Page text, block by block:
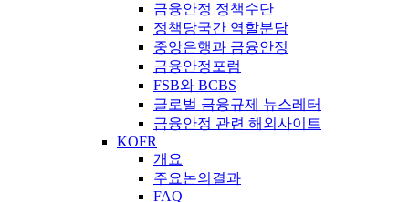
금융안정 정책수단
정책당국간 역할분담
중앙은행과 금융안정
금융안정포럼
FSB와 BCBS
글로벌 금융규제 뉴스레터
금융안정 관련 해외사이트
KOFR
개요
주요논의결과
FAQ